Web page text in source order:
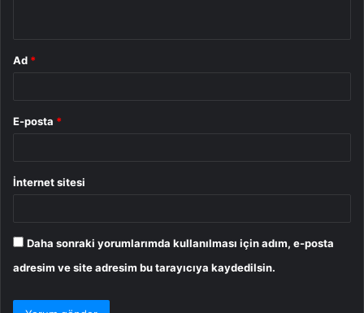
Ad *
E-posta *
İnternet sitesi
Daha sonraki yorumlarımda kullanılması için adım, e-posta
adresim ve site adresim bu tarayıcıya kaydedilsin.